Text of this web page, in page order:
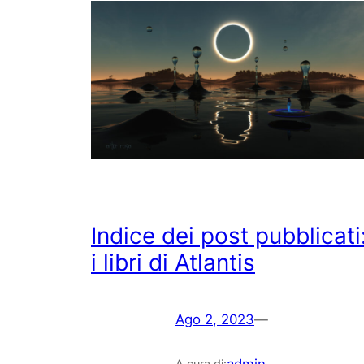
Indice dei post
i libri di Atlantis
Ago 2, 2023—